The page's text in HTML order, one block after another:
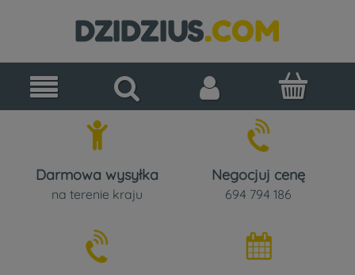
Darmowa wysyłka
na terenie kraju
Negocjuj cenę
694 794 186